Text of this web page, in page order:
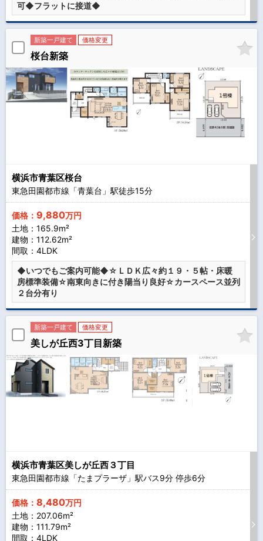
可◆フラットに接道◆
新築一戸建て 価格変更
桜台新築
横浜市青葉区桜台
東急田園都市線「青葉台」駅徒歩15分
価格： 9,880万円
土地：165.9m²
建物：112.62m²
間取：4LDK
◆いつでもご案内可能◆☆ＬＤＫ広々約１９・５帖・床暖
房標準装備☆南東向きに付き陽当り良好☆カースペース並列
２台分有り
新築一戸建て 価格変更
美しが丘西3丁目新築
横浜市青葉区美しが丘西３丁目
東急田園都市線「たまプラーザ」駅バス9分 停歩6分
価格： 8,480万円
土地：207.06m²
建物：111.79m²
間取：4LDK